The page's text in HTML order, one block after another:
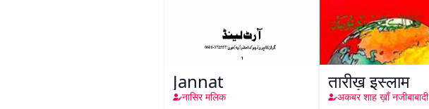
Jannat
नासिर मलिक
तारीख़ इस्लाम
अकबर शाह ख़ाँ नजीबाबादी